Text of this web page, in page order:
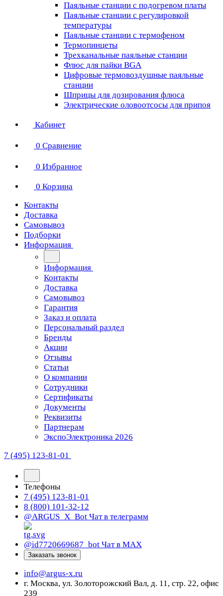
Паяльные станции с подогревом платы
Паяльные станции с регулировкой
температуры
Паяльные станции с термофеном
Термопинцеты
Трехканальные паяльные станции
Флюс для пайки BGA
Цифровые термовоздушные паяльные
станции
Шприцы для дозирования флюса
Электрические оловоотсосы для припоя
Кабинет
0 Сравнение
0 Избранное
0 Корзина
Контакты
Доставка
Самовывоз
Подборки
Информация
Информация
Контакты
Доставка
Самовывоз
Гарантия
Заказ и оплата
Персональный раздел
Бренды
Акции
Отзывы
Статьи
О компании
Сотрудники
Сертификаты
Документы
Реквизиты
Партнерам
ЭкспоЭлектроника 2026
7 (495) 123-81-01
Телефоны
7 (495) 123-81-01
8 (800) 101-32-12
@ARGUS_X_Bot Чат в телеграмм
@id7720669687_bot Чат в МАХ
Заказать звонок
info@argus-x.ru
г. Москва, ул. Золоторожский Вал, д. 11, стр. 22, офис
239